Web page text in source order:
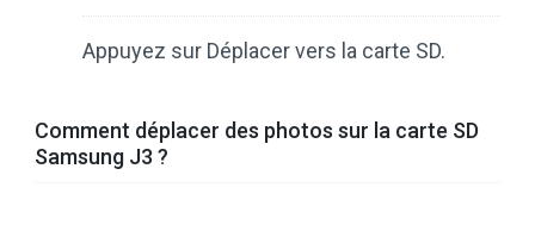
Appuyez sur Déplacer vers la carte SD.
Comment déplacer des photos sur la carte SD
Samsung J3 ?